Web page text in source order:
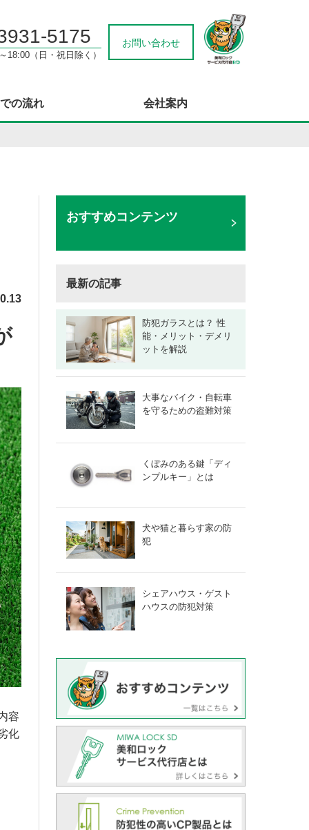
5175
18:00（日・祝日除く）
お問い合わせ
の流れ 会社案内
容
化
おすすめコンテンツ
最新の記事
防犯ガラスとは？ 性
能・メリット・デメリ
ットを解説
大事なバイク・自転車
を守るための盗難対策
くぼみのある鍵「ディ
ンプルキー」とは
犬や猫と暮らす家の防
犯
シェアハウス・ゲスト
ハウスの防犯対策